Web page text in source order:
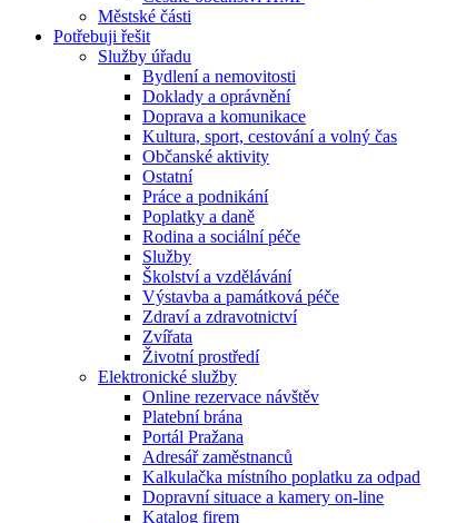
Městské části
Potřebuji řešit
Služby úřadu
Bydlení a nemovitosti
Doklady a oprávnění
Doprava a komunikace
Kultura, sport, cestování a volný čas
Občanské aktivity
Ostatní
Práce a podnikání
Poplatky a daně
Rodina a sociální péče
Služby
Školství a vzdělávání
Výstavba a památková péče
Zdraví a zdravotnictví
Zvířata
Životní prostředí
Elektronické služby
Online rezervace návštěv
Platební brána
Portál Pražana
Adresář zaměstnanců
Kalkulačka místního poplatku za odpad
Dopravní situace a kamery on-line
Katalog firem